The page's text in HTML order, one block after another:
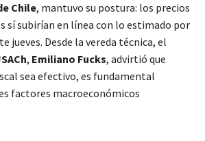
Chile, mantuvo su postura: los precios
sí subirían en línea con lo estimado por
jueves. Desde la vereda técnica, el
, Emiliano Fucks, advirtió que
sea efectivo, es fundamental
factores macroeconómicos